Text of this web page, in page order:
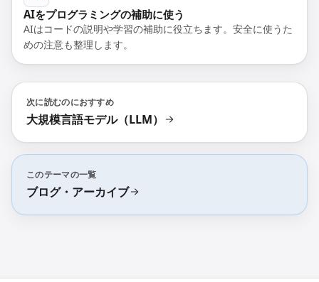
AIをプログラミングの補助に使う
AIはコードの説明や学習の補助に役立ちます。安全に使うた
めの注意も整理します。
次に読むのにおすすめ
大規模言語モデル（LLM）
このテーマの一覧
ブログ・アーカイブ